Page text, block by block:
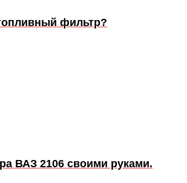
фильтр?
ВАЗ 2106 своими руками.